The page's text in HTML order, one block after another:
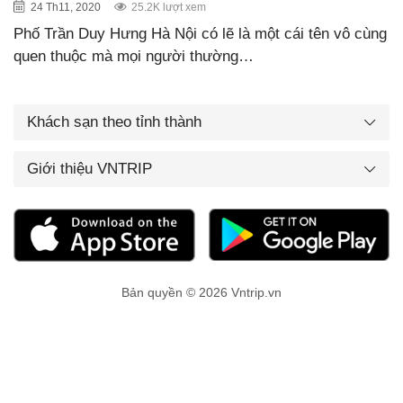
24 Th11, 2020 25.2K lượt xem
Phố Trần Duy Hưng Hà Nội có lẽ là một cái tên vô cùng
quen thuộc mà mọi người thường…
Khách sạn theo tỉnh thành
Giới thiệu VNTRIP
Bản quyền © 2026 Vntrip.vn